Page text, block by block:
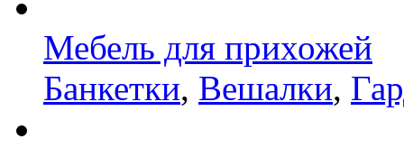
Мебель для прихожей
Банкетки, Вешалки,